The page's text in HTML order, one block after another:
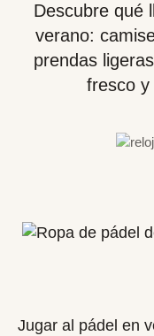
Descubre qué
verano:
prendas
fresco y
Jugar al pádel en